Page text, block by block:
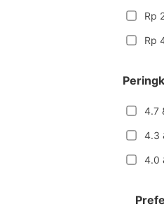
Rp
Rp
4.7
4.3
4.0